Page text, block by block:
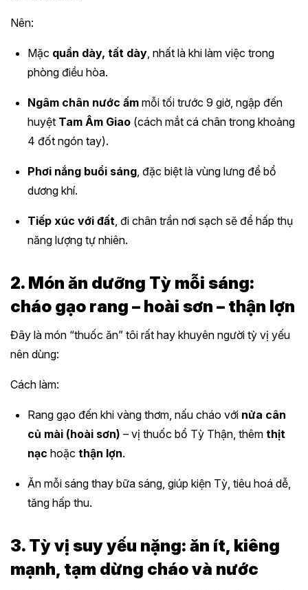
Nên:
Mặc quần dày, tất dày, nhất là khi làm việc trong
phòng điều hòa.
Ngâm chân nước ấm mỗi tối trước 9 giờ, ngập đến
huyệt Tam Âm Giao (cách mắt cá chân trong khoảng
4 đốt ngón tay).
Phơi nắng buổi sáng, đặc biệt là vùng lưng để bổ
dương khí.
Tiếp xúc với đất, đi chân trần nơi sạch sẽ để hấp thụ
năng lượng tự nhiên.
2. Món ăn dưỡng Tỳ mỗi sáng:
cháo gạo rang – hoài sơn – thận lợn
Đây là món “thuốc ăn” tôi rất hay khuyên người tỳ vị yếu
nên dùng:
Cách làm:
Rang gạo đến khi vàng thơm, nấu cháo với nửa cân
củ mài (hoài sơn) – vị thuốc bổ Tỳ Thận, thêm thịt
nạc hoặc thận lợn.
Ăn mỗi sáng thay bữa sáng, giúp kiện Tỳ, tiêu hoá dễ,
tăng hấp thu.
3. Tỳ vị suy yếu nặng: ăn ít, kiêng
mạnh, tạm dừng cháo và nước